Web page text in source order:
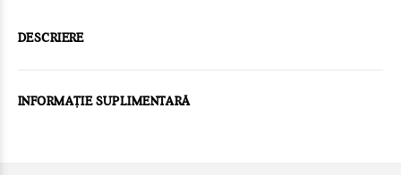
DESCRIERE
INFORMAȚIE SUPLIMENTARĂ